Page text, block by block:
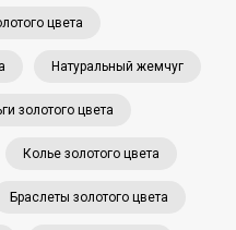
цвета
Натуральный жемчуг
золотого цвета
Колье золотого цвета
Браслеты золотого цвета